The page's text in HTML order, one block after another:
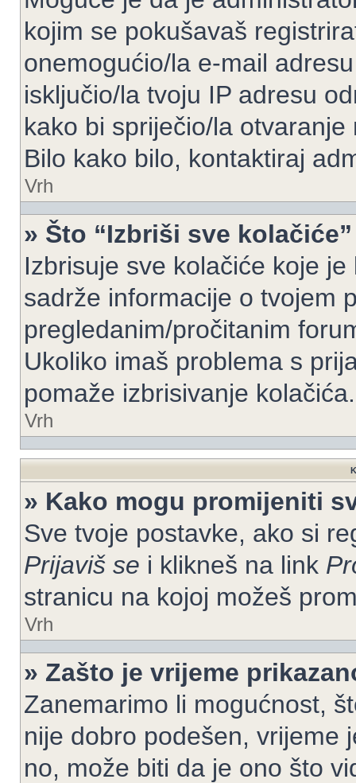
kojim se pokušavaš
onemogućio/la e-mail
isključio/la tvoju IP adresu
kako bi spriječio/la
Bilo kako bilo, kontaktiraj
Vrh
» Što “Izbriši sve
Izbrisuje sve kolačiće koje
sadrže informacije o tvojem
pregledanim/pročitanim
Ukoliko imaš problema s
pomaže izbrisivanje kolačića.
Vrh
» Kako mogu promijeniti
Sve tvoje postavke, ako si
Prijaviš se i klikneš na link
stranicu na kojoj možeš
Vrh
» Zašto je vrijeme
Zanemarimo li mogućnost,
nije dobro podešen, vrijeme
no, može biti da je ono što